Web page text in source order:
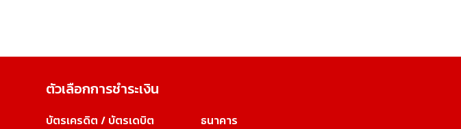
ตัวเลือกการชำระเงิน
บัตรเครดิต / บัตรเดบิต ธนาคาร